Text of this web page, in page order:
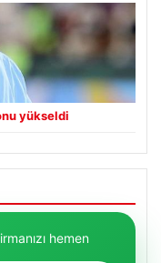
yükseldi
hemen